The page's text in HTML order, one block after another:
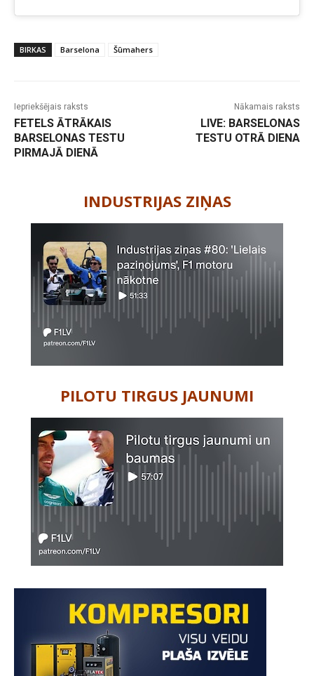
BIRKAS Barselona Šūmahers
Iepriekšējais raksts
FETELS ĀTRĀKAIS
BARSELONAS TESTU
PIRMAJĀ DIENĀ
Nākamais raksts
LIVE: BARSELONAS
TESTU OTRĀ DIENA
INDUSTRIJAS ZIŅAS
PILOTU TIRGUS JAUNUMI